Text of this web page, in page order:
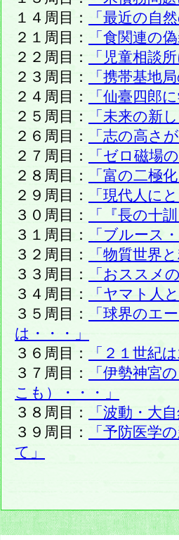
１４周目：
「最近の自
２１周目：
「食関連の
２２周目：
「児童相談
２３周目：
「携帯基地
２４周目：
「仙臺四郎
２５周目：
「未来の新
２６周目：
「志の高さ
２７周目：
「ゼロ磁場
２８周目：
「富の二極
２９周目：
「現代人に
３０周目：
「『長の十
３１周目：
「ブルース
３２周目：
「物質世界
３３周目：
「おススメ
３４周目：
「ヤマト人
３５周目：
「球界のエ
は・・・」
３６周目：
「２１世紀
３７周目：
「伊勢神宮
こも）・・・」
３８周目：
「波動・大
３９周目：
「予防医学
て」